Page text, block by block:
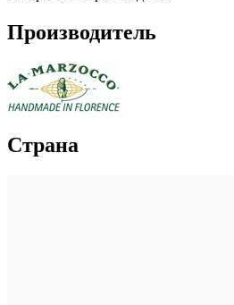
Производитель
Страна